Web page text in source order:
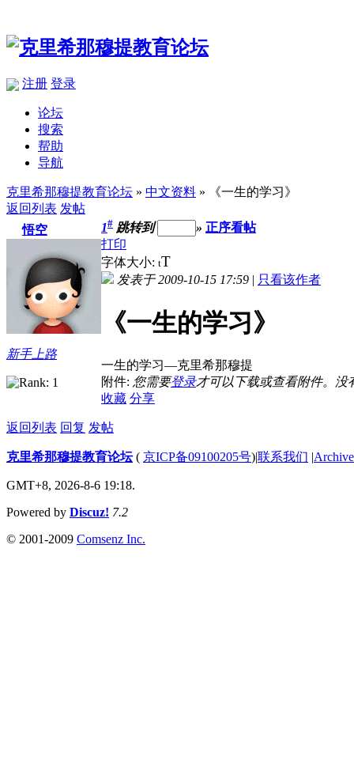
注册 登录
论坛
搜索
帮助
导航
克里希那穆提教育论坛 » 中文资料 » 《一生的学习》
返回列表 发帖
悟空
新手上路
1# 跳转到 » 正序看帖
打印
字体大小: tT
发表于 2009-10-15 17:59 | 只看该作者
《一生的学习》
一生的学习—克里希那穆提
附件: 您需要登录才可以下载或查看附件。没
收藏 分享
返回列表 回复 发帖
克里希那穆提教育论坛( 京ICP备09100205号)|联系我们 |
GMT+8, 2026-8-6 19:18.
Powered by Discuz! 7.2
© 2001-2009 Comsenz Inc.